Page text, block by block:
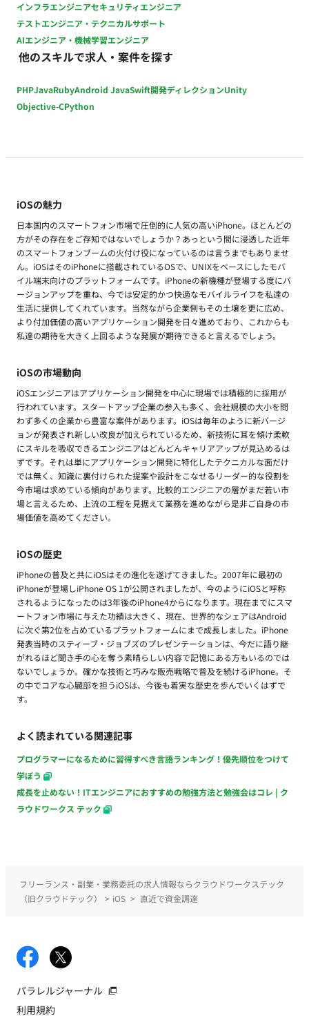
インフラエンジニアセキュリティエンジニア
テストエンジニア・テクニカルサポート
AIエンジニア・機械学習エンジニア
他のスキルで求人・案件を探す
PHPJavaRubyAndroid JavaSwift開発ディレクションUnity
Objective-CPython
iOSの魅力
日本国内のスマートフォン市場で圧倒的に人気の高いiPhone。ほとんどの
方がその存在をご存知ではないでしょうか？あっという間に浸透した近年
のスマートフォンブームの火付け役になっているのは言うまでもありませ
ん。iOSはそのiPhoneに搭載されているOSで、UNIXをベースにしたモバ
イル端末向けのプラットフォームです。iPhoneの新機種が登場する度にバ
ージョンアップを重ね、今では安定的かつ快適なモバイルライフを私達の
生活に提供してくれています。当然ながら企業側もその土壌を更に広め、
より付加価値の高いアプリケーション開発を日々進めており、これからも
私達の期待を大きく上回るような発展が期待できると言えるでしょう。
iOSの市場動向
iOSエンジニアはアプリケーション開発を中心に現場では積極的に採用が
行われています。スタートアップ企業の参入も多く、会社規模の大小を問
わず多くの企業から豊富な案件があります。iOSは毎年のように新バージ
ョンが発表され新しい改良が加えられているため、新技術に耳を傾け柔軟
にスキルを吸収できるエンジニアはどんどんキャリアアップが見込めるは
ずです。それは単にアプリケーション開発に特化したテクニカルな面だけ
では無く、知識に裏付けられた提案や設計をこなせるリーダー的な役割を
今市場は求めている傾向があります。比較的エンジニアの層がまだ若い市
場と言えるため、上流の工程を見据えて業務を進めながら是非ご自身の市
場価値を高めてください。
iOSの歴史
iPhoneの普及と共にiOSはその進化を遂げてきました。2007年に最初の
iPhoneが登場しiPhone OS 1が公開されましたが、今のようにiOSと呼称
されるようになったのは3年後のiPhone4からになります。現在までにスマ
ートフォン市場に与えた功績は大きく、現在、世界的なシェアはAndroid
に次ぐ第2位を占めているプラットフォームにまで成長しました。iPhone
発表当時のスティーブ・ジョブズのプレゼンテーションは、今だに語り継
がれるほど聞き手の心を奪う素晴らしい内容で記憶にある方もいるのでは
ないでしょうか。確かな技術と巧みな販売戦略で普及を続けるiPhone。そ
の中でコアな心臓部を担うiOSは、今後も着実な歴史を歩んでいくはずで
す。
よく読まれている関連記事
プログラマーになるために習得すべき言語ランキング！優先順位をつけて
学ぼう
成長を止めない！ITエンジニアにおすすめの勉強方法と勉強会はコレ | ク
ラウドワークス テック
フリーランス・副業・業務委託の求人情報ならクラウドワークステック
（旧クラウドテック）
> iOS > 直近で資金調達
パラレルジャーナル
利用規約